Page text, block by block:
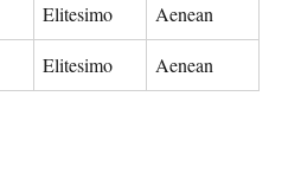
Elitesimo Aenean
Elitesimo Aenean